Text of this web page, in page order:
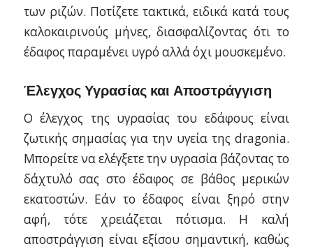
των ριζών. Ποτίζετε τακτικά, ειδικά κατά τους
καλοκαιρινούς μήνες, διασφαλίζοντας ότι το
έδαφος παραμένει υγρό αλλά όχι μουσκεμένο.
Έλεγχος Υγρασίας και Αποστράγγιση
Ο έλεγχος της υγρασίας του εδάφους είναι
ζωτικής σημασίας για την υγεία της dragonia.
Μπορείτε να ελέγξετε την υγρασία βάζοντας το
δάχτυλό σας στο έδαφος σε βάθος μερικών
εκατοστών. Εάν το έδαφος είναι ξηρό στην
αφή, τότε χρειάζεται πότισμα. Η καλή
αποστράγγιση είναι εξίσου σημαντική, καθώς